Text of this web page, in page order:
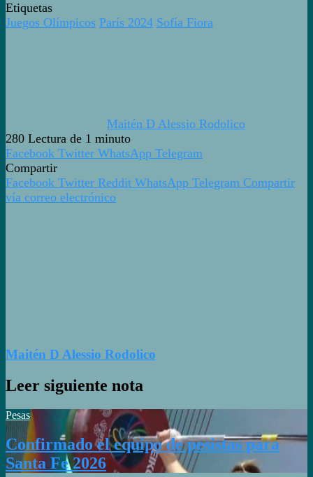
Etiquetas
Juegos Olímpicos París 2024 Sofía Fiora
Maitén D Alessio Rodolico
280 Lectura de 1 minuto
Facebook Twitter WhatsApp Telegram
Compartir
Facebook Twitter Reddit WhatsApp Telegram Compartir
vía correo electrónico
Maitén D Alessio Rodolico
Leer siguiente nota
Pesas
Confirmado el equipo de pesistas para
Santa Fe 2026